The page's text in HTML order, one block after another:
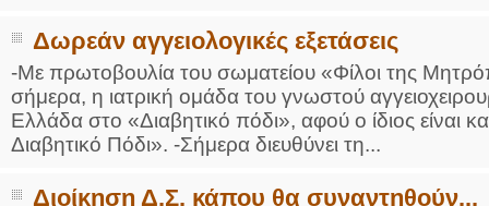
Δωρεάν αγγειολογικές εξετάσεις
-Με πρωτοβουλία του σωματείου «Φίλοι της
σήμερα, η ιατρική ομάδα του γνωστού
Ελλάδα στο «Διαβητικό πόδι», αφού ο ίδιος είναι
Διαβητικό Πόδι». -Σήμερα διευθύνει τη...
Διοίκηση Δ.Σ. κάπου θα συναντηθούν...